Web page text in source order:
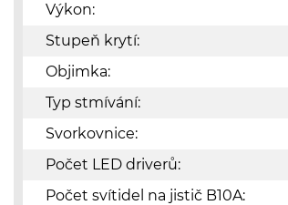
Výkon:
Stupeň krytí:
Objimka:
Typ stmívání:
Svorkovnice:
Počet LED driverů:
Počet svítidel na jistič B10A: